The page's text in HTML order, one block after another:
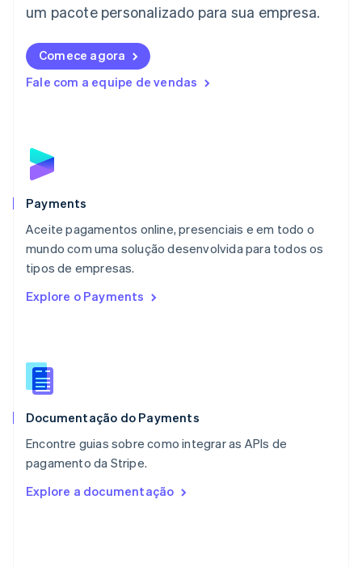
um pacote personalizado para sua empresa.
Comece agora
Fale com a equipe de vendas
Payments
Aceite pagamentos online, presenciais e em todo o
mundo com uma solução desenvolvida para todos os
tipos de empresas.
Explore o Payments
Documentação do Payments
Encontre guias sobre como integrar as APIs de
pagamento da Stripe.
Explore a documentação
Liechtenstein
Lituânia
English
Luxemburgo
Malta
English
EspañolEnglish
English
Nova Zelândia
English
NederlandsEnglish
Português
RAE de Hong Kong, China
Reino Unido
República Tcheca
English
English